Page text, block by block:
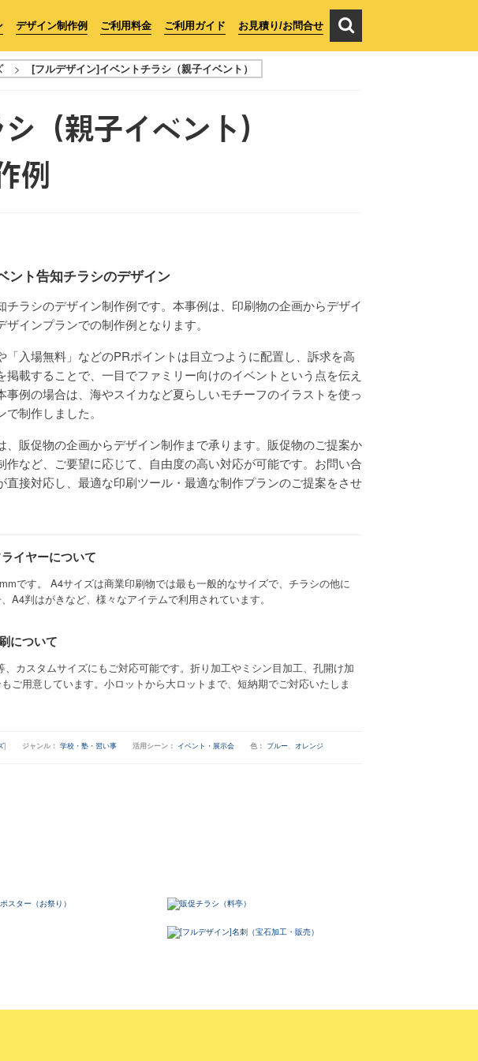
デザイン制作例 ご利用料金 ご利用ガイド お見積り/お問合せ
> [フルデザイン]イベントチラシ（親子イベント）
（親子イベント）
例
ント告知チラシのデザイン
チラシのデザイン制作例です。本事例は、印刷物の企画からデザイ
インプランでの制作例となります。
「入場無料」などのPRポイントは目立つように配置し、訴求を高
掲載することで、一目でファミリー向けのイベントという点を伝え
事例の場合は、海やスイカなど夏らしいモチーフのイラストを使っ
制作しました。
、販促物の企画からデザイン制作まで承ります。販促物のご提案か
作など、ご要望に応じて、自由度の高い対応が可能です。お問い合
直接対応し、最適な印刷ツール・最適な制作プランのご提案をさせ
イヤーについて
です。 A4サイズは商業印刷物では最も一般的なサイズで、チラシの他に
A4判はがきなど、様々なアイテムで利用されています。
について
カスタムサイズにもご対応可能です。折り加工やミシン目加工、孔開け加
ご用意しています。小ロットから大ロットまで、短納期でご対応いたしま
] ジャンル： 学校・塾・習い事 活用シーン： イベント・展示会 色： ブルー、 オレンジ